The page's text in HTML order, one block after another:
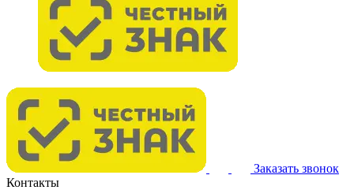
Заказать звонок
Контакты